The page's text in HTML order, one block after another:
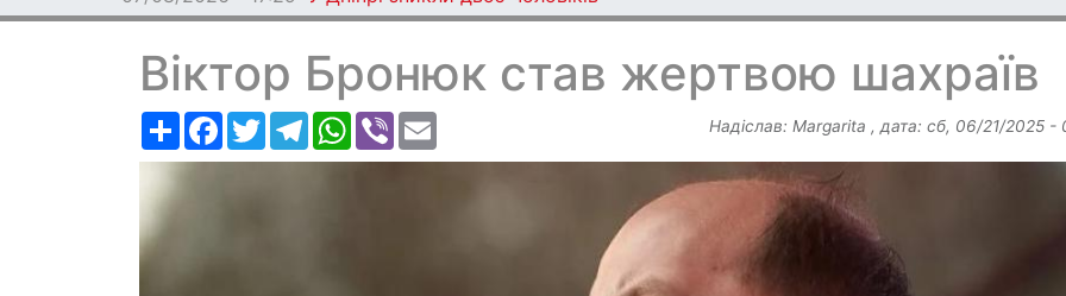
Віктор Бронюк став жертвою шахраїв
РесурсFacebook
TwitterTelegramWhatsApp
Viber Надіслав: Margarita , дата: сб, 06/21/2025 -